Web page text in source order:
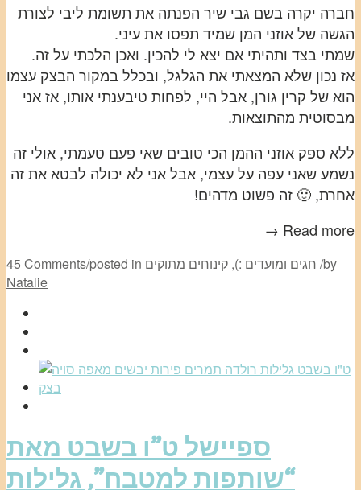
חברה יקרה בשם גבי שיר הפנתה את תשומת ליבי לצורת
הגשה של אוזני המן שמיד תפסו את עיני.
שמתי בצד ותהיתי אם יצא לי להכין. ואכן הלכתי על זה.
אז נכון שלא המצאתי את הגלגל, ובכלל במקור הבצק עצמו
הוא של קרין גורן, אבל היי, לפחות טיבענתי אותו, אז אני
מבסוטית מהתוצאות.
ללא ספק אוזני ההמן הכי טובים שאי פעם טעמתי, אולי זה
נשמע שאני עפה על עצמי, אבל אני לא יכולה לבטא את זה
אחרת, 🙂 זה פשוט מדהים!
Read more →
45 Comments/posted in חגים ומועדים :), קינוחים מתוקים /by
Natalie
ספיישל ט”ו בשבט מאת
“שותפות למטבח”, גלילות